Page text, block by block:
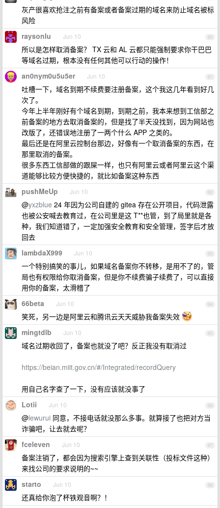
灰产很喜欢抢注之前有备案或者备案过期的域名来防止域名被标
风险
90
raysonlu Jun 10
所以是怎样取消备案？ TX 云和 AL 云都只能强制要求你干巴巴
等域名过期，根本没有任何其他可以行动的操作！
91
an0nym0u5u5er Jun 10
吐槽一下，域名到期不续费要注册备案，这个我这几年看到好几
次了。
今年上半年刚好有个域名到期，到期之前，我本来想到工信部之
前备案的地方去取消备案的，但是找了半天没找到，因为网站也
改版了，还错误地注册了一两个什么 APP 之类的。
最后还是在阿里云控制台那边，好像有一个取消备案的东西，在
那里取消的备案。
很多东西工信部做的跟屎一样，也只有阿里云或者阿里云这个渠
道能够比较方便快捷的，就比如备案这种东西
92
pushMeUp Jun 10
@yxzblue 24 年因为公司自建的 gitea 存在公开项目，代码泄露
也被公安喊去教育过，在公司里是这 T**也管，到了局里就是各
种，我们知道错了，一定加强安全教育和安全管理，签字后才放
回去
93
lambdaX999 Jun 10
一个特别搞笑的事儿，如果域名备案你不转移，是用不了的，管
局也有权限给你取消备案，但是你不续费骗子续费了，可以直接
用你的备案，太滑稽了
94
66beta Jun 10
笑死，另一边是阿里云和腾讯云天天威胁我备案失效
95
mingtdlb Jun 10
域名过期收回了，备案也就没了吧？反正我没有取消过
https://beian.miit.gov.cn/#/Integrated/recordQuery
用自己名字查了一下，没有应该就没事了
96
Lotii Jun 10
@lewurui 同意，不接电话就没那么多事。就算接了也把对方当
诈骗吧，让去就去呢？
97
fceleven Jun 10
备案注销了，都会因为搜索引擎上查到关联性（投标文件这种）
来找公司的要求说明的~~
98
starto Jun 10
还真给你泡了杯铁观音啊？！